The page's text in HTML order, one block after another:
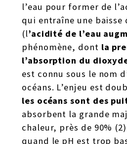
l’eau pour former de
qui entraîne une baisse
(l’acidité de l’eau
phénomène, dont la
l’absorption du
est connu sous le nom
océans. L’enjeu est
les océans sont des
absorbent la grande
chaleur, près de 90%
quand le pH est trop